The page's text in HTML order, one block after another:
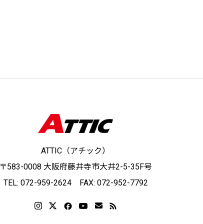
ATTIC（アチック）
〒583-0008 大阪府藤井寺市大井2-5-35F号
TEL: 072-959-2624 FAX: 072-952-7792